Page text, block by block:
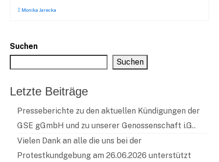
Monika Jarecka
Suchen
Suchen
Letzte Beiträge
Presseberichte zu den aktuellen Kündigungen der
GSE gGmbH und zu unserer Genossenschaft i.G..
Vielen Dank an alle die uns bei der
Protestkundgebung am 26.06.2026 unterstützt